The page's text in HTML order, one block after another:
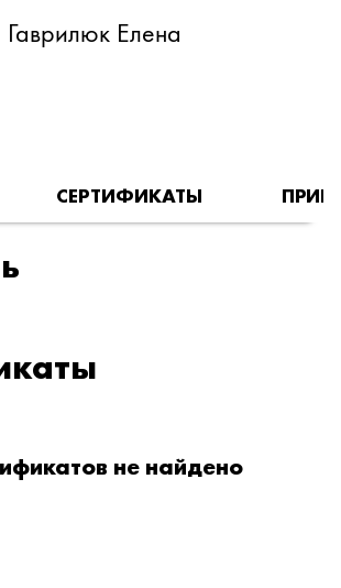
Гаврилюк Елена
СЕРТИФИКАТЫ
не найдено